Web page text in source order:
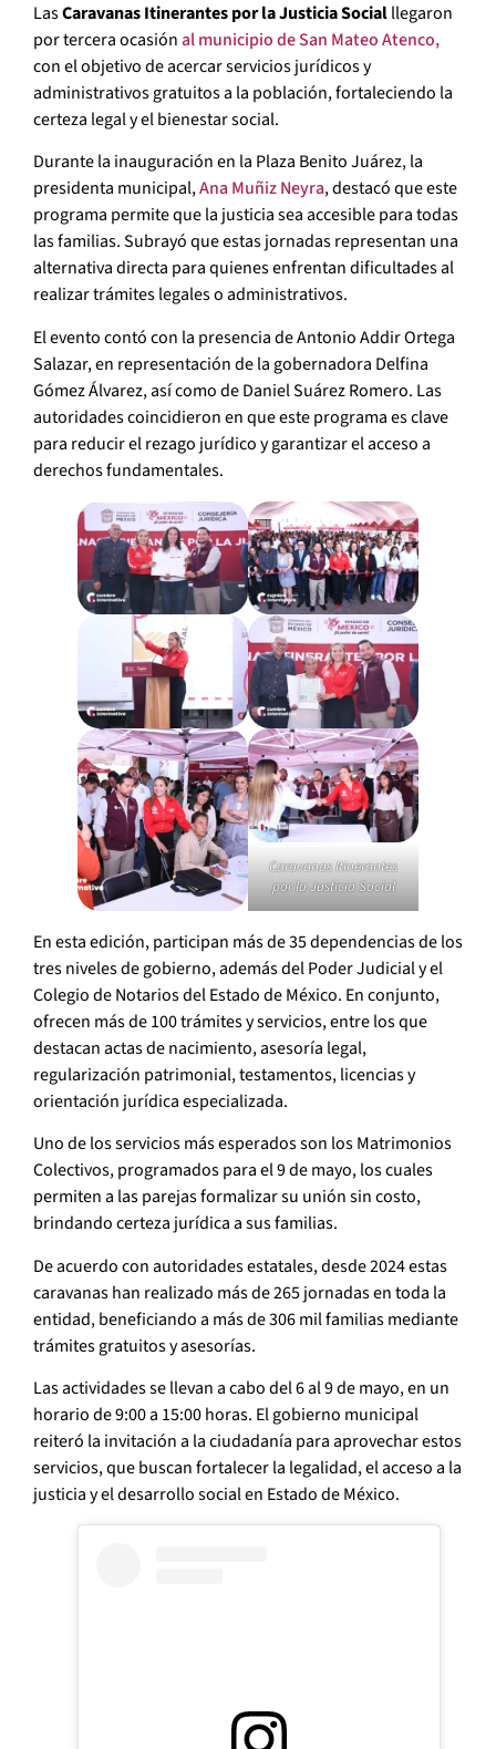
LasCaravanas Itinerantes por la Justicia Socialllegaron
por tercera ocasiónal municipio de San Mateo Atenco,
con el objetivo de acercar servicios jurídicos y
administrativos gratuitos a la población, fortaleciendo la
certeza legal y el bienestar social.
Durante la inauguración en la Plaza Benito Juárez, la
presidenta municipal,Ana Muñiz Neyra, destacó que este
programa permite que la justicia sea accesible para todas
las familias. Subrayó que estas jornadas representan una
alternativa directa para quienes enfrentan dificultades al
realizar trámites legales o administrativos.
El evento contó con la presencia de Antonio Addir Ortega
Salazar, en representación de la gobernadora Delfina
Gómez Álvarez, así como de Daniel Suárez Romero. Las
autoridades coincidieron en que este programa es clave
para reducir el rezago jurídico y garantizar el acceso a
derechos fundamentales.
Caravanas Itinerantes
por la Justicia Social
En esta edición, participan más de 35 dependencias de los
tres niveles de gobierno, además del Poder Judicial y el
Colegio de Notarios del Estado de México. En conjunto,
ofrecen más de 100 trámites y servicios, entre los que
destacan actas de nacimiento, asesoría legal,
regularización patrimonial, testamentos, licencias y
orientación jurídica especializada.
Uno de los servicios más esperados son los Matrimonios
Colectivos, programados para el 9 de mayo, los cuales
permiten a las parejas formalizar su unión sin costo,
brindando certeza jurídica a sus familias.
De acuerdo con autoridades estatales, desde 2024 estas
caravanas han realizado más de 265 jornadas en toda la
entidad, beneficiando a más de 306 mil familias mediante
trámites gratuitos y asesorías.
Las actividades se llevan a cabo del 6 al 9 de mayo, en un
horario de 9:00 a 15:00 horas. El gobierno municipal
reiteró la invitación a la ciudadanía para aprovechar estos
servicios, que buscan fortalecer la legalidad, el acceso a la
justicia y el desarrollo social en Estado de México.